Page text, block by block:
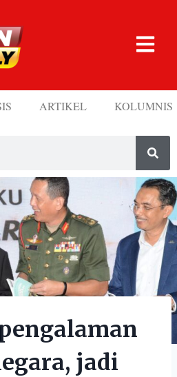
ARTIKEL KOLUMNIS
jadi